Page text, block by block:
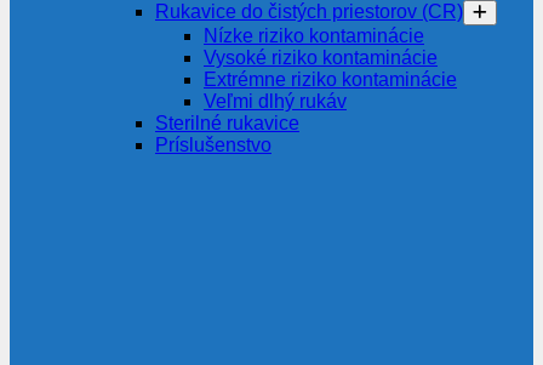
Rukavice do čistých priestorov (CR)
Nízke riziko kontaminácie
Vysoké riziko kontaminácie
Extrémne riziko kontaminácie
Veľmi dlhý rukáv
Sterilné rukavice
Príslušenstvo